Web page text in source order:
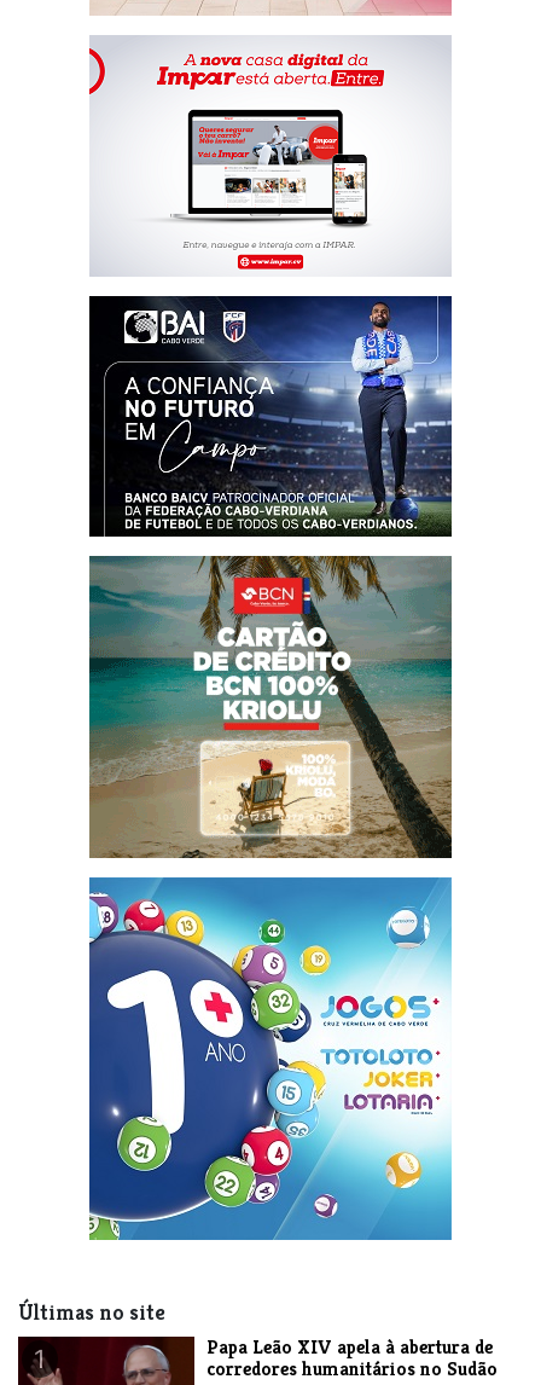
Últimas no site
1
​Papa Leão XIV apela à abertura de
corredores humanitários no Sudão